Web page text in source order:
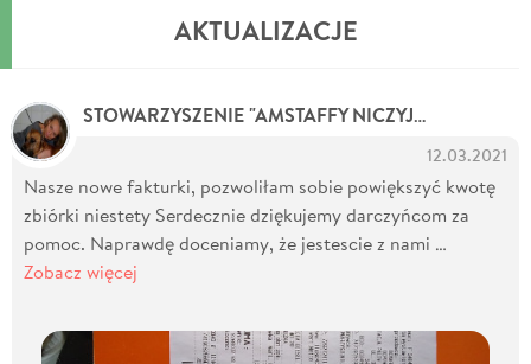
AKTUALIZACJE
STOWARZYSZENIE "AMSTAFFY NICZYJE"
12.03.2021
Nasze nowe fakturki, pozwoliłam sobie powiększyć kwotę
zbiórki niestety Serdecznie dziękujemy darczyńcom za
pomoc. Naprawdę doceniamy, że jestescie z nami …
Zobacz więcej